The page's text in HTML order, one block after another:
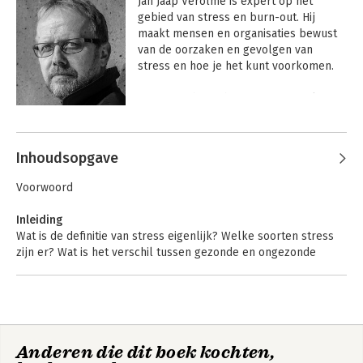
gebied van stress en burn-out. Hij
maakt mensen en organisaties bewust
van de oorzaken en gevolgen van
stress en hoe je het kunt voorkomen.
eerste kritische overzichtswerk van
Andere boeken door Jan Jaap
Verolme
Handboek Stress te
De burn-out bubbel
Inhoudsopgave
Voorwoord
Inleiding
Wat is de definitie van stress eigenlijk? Welke soorten stress
zijn er? Wat is het verschil tussen gezonde en ongezonde
Stress is in principe gezond, het houdt je zelfs in leven. Wat
Anderen die dit boek kochten,